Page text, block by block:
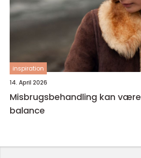
inspiration
14. April 2026
Misbrugsbehandling kan være vejen til et liv i
balance